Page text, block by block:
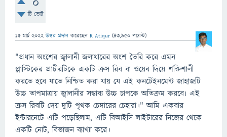
টি ভোট
15 মার্চ 2022 উত্তর প্রদান করেছেন R Atiqur (43,950 পয়েন্ট)
"প্রধান অংশের জ্বালানী জলাধারের অংশ তৈরি করে এমন
প্লাস্টিকের প্রাচীরটিকে একটি ক্রস রিব বা ওয়েব দিয়ে শক্তিশালী
করতে হবে যাতে নিশ্চিত করা যায় যে এই কনটেইনমেন্ট জাহাজটি
উচ্চ তাপমাত্রায় জ্বালানীর সম্ভাব্য উচ্চ চাপকে অতিক্রম করবে৷ এই
ক্রস রিবটি দেয় দুটি পৃথক চেম্বারের চেহারা।" আমি একবার
ইন্টারনেটে এটি পড়েছিলাম, এটি বিআইসি লাইটারের নিজের থেকে
একটি নোট, বিভাজন ব্যাখ্যা করে।